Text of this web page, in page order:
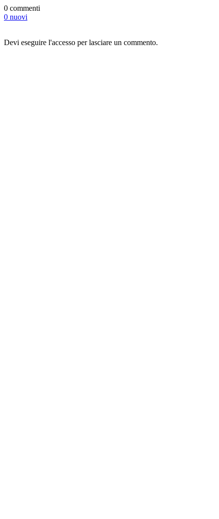
0 commenti
0 nuovi
Devi eseguire l'accesso per lasciare un commento.